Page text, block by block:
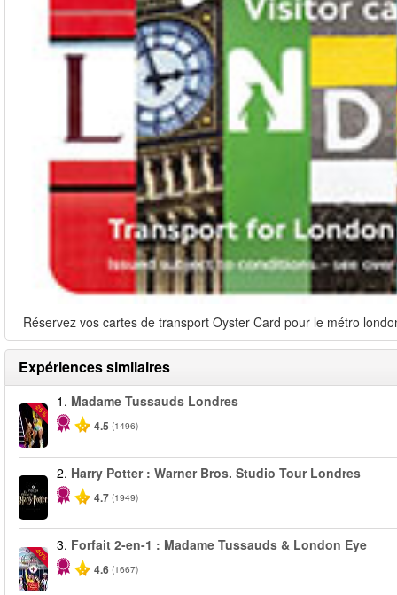
Réservez vos cartes de transport Oyster Card pour le métro
Expériences similaires
-25%
1. Madame Tussauds Londres
4.5 (1496)
2. Harry Potter : Warner Bros. Studio Tour Londres
4.7 (1949)
-40%
3. Forfait 2-en-1 : Madame Tussauds & London Eye
4.6 (1667)